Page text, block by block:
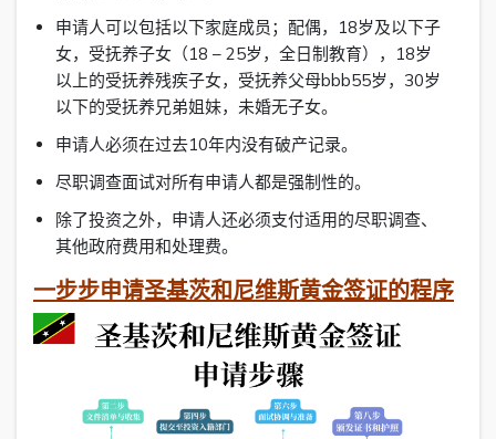
申请人可以包括以下家庭成员；配偶，18岁及以下子
女，受抚养子女（18 – 25岁，全日制教育），18岁
以上的受抚养残疾子女，受抚养父母bbb55岁，30岁
以下的受抚养兄弟姐妹，未婚无子女。
申请人必须在过去10年内没有破产记录。
尽职调查面试对所有申请人都是强制性的。
除了投资之外，申请人还必须支付适用的尽职调查、
其他政府费用和处理费。
一步步申请圣基茨和尼维斯黄金签证的程序